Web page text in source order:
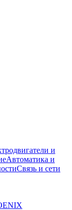
и
Автоматика и
Связь и сети